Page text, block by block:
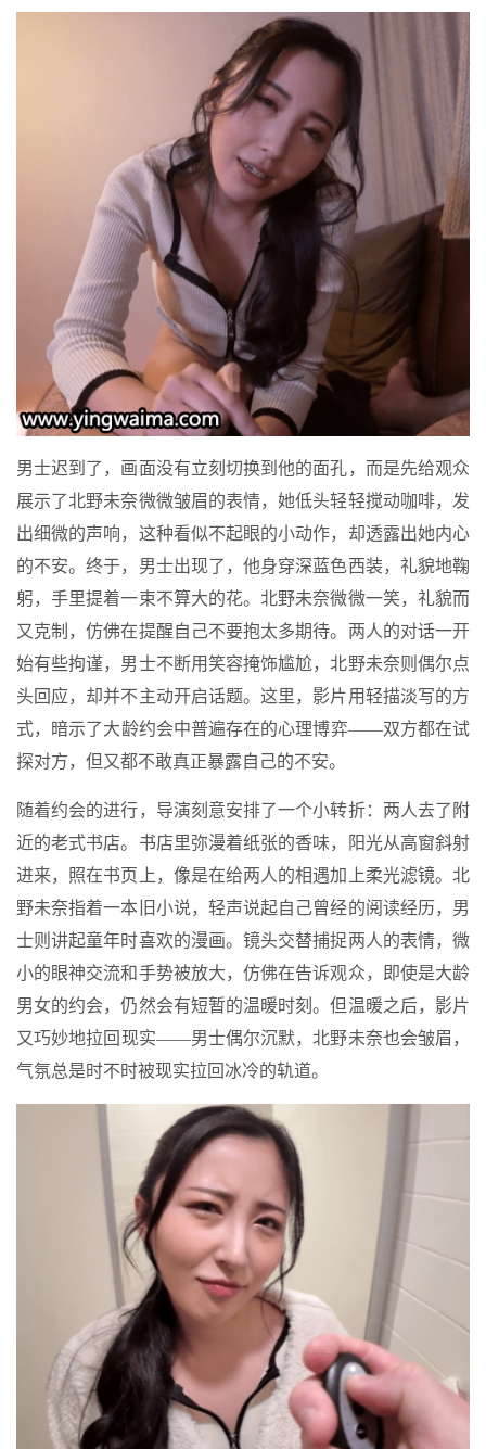
男士迟到了，画面没有立刻切换到他的面孔，而是先给观众
展示了北野未奈微微皱眉的表情，她低头轻轻搅动咖啡，发
出细微的声响，这种看似不起眼的小动作，却透露出她内心
的不安。终于，男士出现了，他身穿深蓝色西装，礼貌地鞠
躬，手里提着一束不算大的花。北野未奈微微一笑，礼貌而
又克制，仿佛在提醒自己不要抱太多期待。两人的对话一开
始有些拘谨，男士不断用笑容掩饰尴尬，北野未奈则偶尔点
头回应，却并不主动开启话题。这里，影片用轻描淡写的方
式，暗示了大龄约会中普遍存在的心理博弈——双方都在试
探对方，但又都不敢真正暴露自己的不安。
随着约会的进行，导演刻意安排了一个小转折：两人去了附
近的老式书店。书店里弥漫着纸张的香味，阳光从高窗斜射
进来，照在书页上，像是在给两人的相遇加上柔光滤镜。北
野未奈指着一本旧小说，轻声说起自己曾经的阅读经历，男
士则讲起童年时喜欢的漫画。镜头交替捕捉两人的表情，微
小的眼神交流和手势被放大，仿佛在告诉观众，即使是大龄
男女的约会，仍然会有短暂的温暖时刻。但温暖之后，影片
又巧妙地拉回现实——男士偶尔沉默，北野未奈也会皱眉，
气氛总是时不时被现实拉回冰冷的轨道。